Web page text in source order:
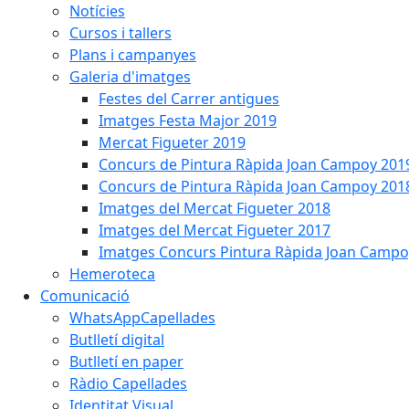
Notícies
Cursos i tallers
Plans i campanyes
Galeria d'imatges
Festes del Carrer antigues
Imatges Festa Major 2019
Mercat Figueter 2019
Concurs de Pintura Ràpida Joan Campoy
Concurs de Pintura Ràpida Joan Campoy
Imatges del Mercat Figueter 2018
Imatges del Mercat Figueter 2017
Imatges Concurs Pintura Ràpida Joan
Hemeroteca
Comunicació
WhatsAppCapellades
Butlletí digital
Butlletí en paper
Ràdio Capellades